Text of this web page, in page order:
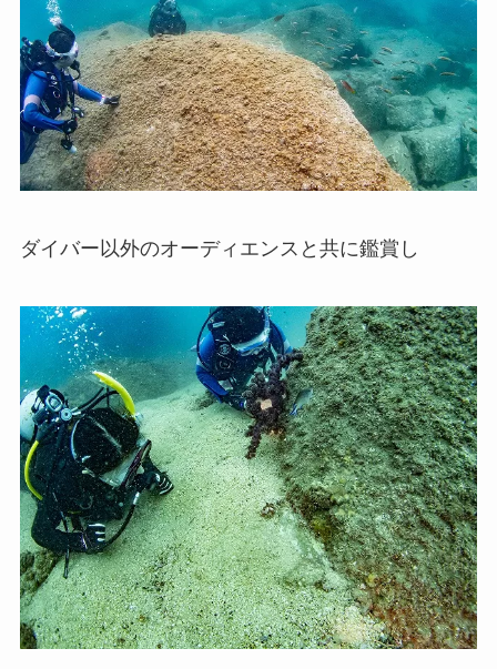
ダイバー以外のオーディエンスと共に鑑賞し